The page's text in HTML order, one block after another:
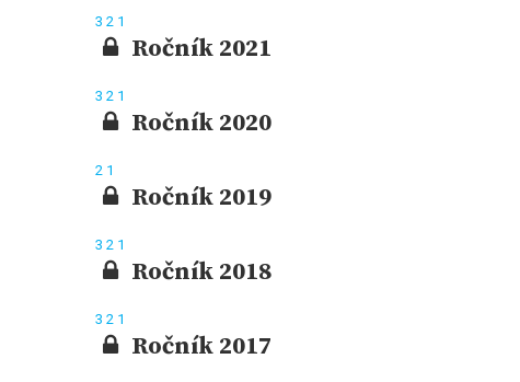
3 2 1
Ročník 2021
3 2 1
Ročník 2020
2 1
Ročník 2019
3 2 1
Ročník 2018
3 2 1
Ročník 2017